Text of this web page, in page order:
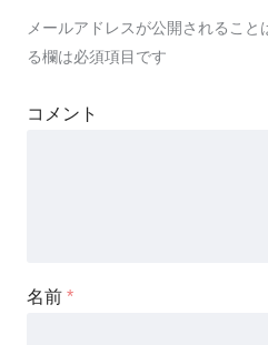
メールアドレスが公開されること
る欄は必須項目です
コメント
名前 *